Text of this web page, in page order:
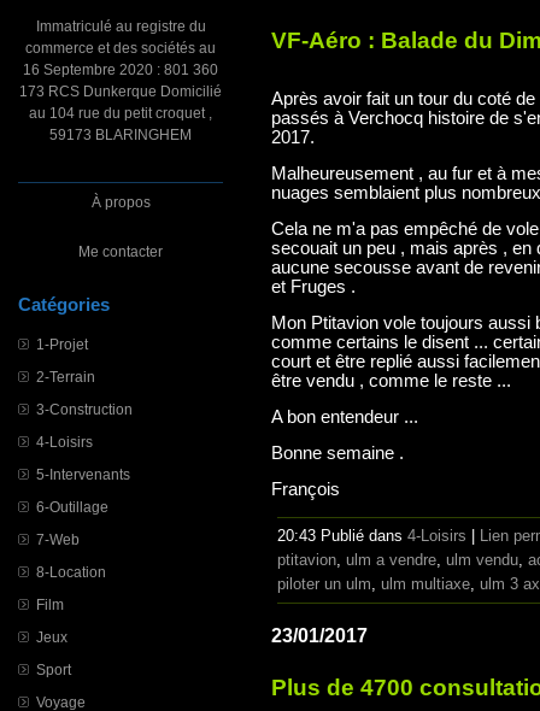
Immatriculé au registre du
commerce et des sociétés au
16 Septembre 2020 : 801 360
173 RCS Dunkerque Domicilié
au 104 rue du petit croquet ,
59173 BLARINGHEM
À propos
Me contacter
Catégories
1-Projet
2-Terrain
3-Construction
4-Loisirs
5-Intervenants
6-Outillage
7-Web
8-Location
Film
Jeux
Sport
Voyage
VF-Aéro : Balade du
Après avoir fait un tour du coté
passés à Verchocq histoire de
2017.
Malheureusement , au fur et à
nuages semblaient plus
Cela ne m'a pas empêché de
secouait un peu , mais après , en
aucune secousse avant de
et Fruges .
Mon Ptitavion vole toujours aussi
comme certains le disent ...
court et être replié aussi
être vendu , comme le reste ...
A bon entendeur ...
Bonne semaine .
François
20:43 Publié dans 4-Loisirs
Lien
ptitavion, ulm a vendre, ulm vendu,
piloter un ulm, ulm multiaxe, ulm 3
23/01/2017
Plus de 4700